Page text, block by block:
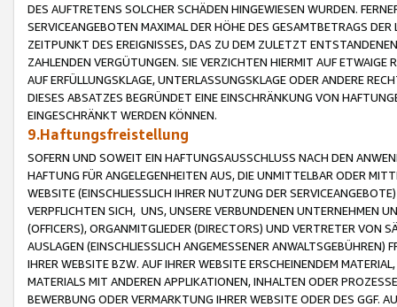
DES AUFTRETENS SOLCHER SCHÄDEN HINGEWIESEN WURDEN.
SERVICEANGEBOTEN MAXIMAL DER HÖHE DES GESAMTBETRAGS
ZEITPUNKT DES EREIGNISSES, DAS ZU DEM ZULETZT
ZAHLENDEN VERGÜTUNGEN. SIE VERZICHTEN HIERMIT AUF
AUF ERFÜLLUNGSKLAGE, UNTERLASSUNGSKLAGE ODER ANDERE
DIESES ABSATZES BEGRÜNDET EINE EINSCHRÄNKUNG VON
EINGESCHRÄNKT WERDEN KÖNNEN.
9.Haftungsfreistellung
SOFERN UND SOWEIT EIN HAFTUNGSAUSSCHLUSS NACH DEN
HAFTUNG FÜR ANGELEGENHEITEN AUS, DIE UNMITTELBAR ODER
WEBSITE (EINSCHLIESSLICH IHRER NUTZUNG DER
VERPFLICHTEN SICH, UNS, UNSERE VERBUNDENEN UNTERNEHMEN
(OFFICERS), ORGANMITGLIEDER (DIRECTORS) UND VERTRETER VON
AUSLAGEN (EINSCHLIESSLICH ANGEMESSENER
IHRER WEBSITE BZW. AUF IHRER WEBSITE ERSCHEINENDEM
MATERIALS MIT ANDEREN APPLIKATIONEN, INHALTEN ODER
BEWERBUNG ODER VERMARKTUNG IHRER WEBSITE ODER DES GGF.